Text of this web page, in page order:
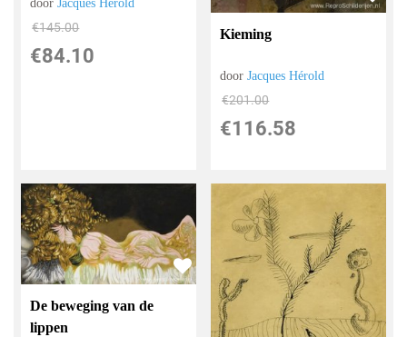
doorJacques Hérold
€145.00
€84.10
Kieming
doorJacques Hérold
€201.00
€116.58
De beweging van de
lippen